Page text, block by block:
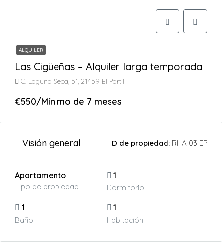
ALQUILER
Las Cigüeñas – Alquiler larga temporada
C. Laguna Seca, 51, 21459 El Portil
€550/Mínimo de 7 meses
Visión general ID de propiedad: RHA 03 EP
Apartamento
Tipo de propiedad
1
Dormitorio
1
Baño
1
Habitación